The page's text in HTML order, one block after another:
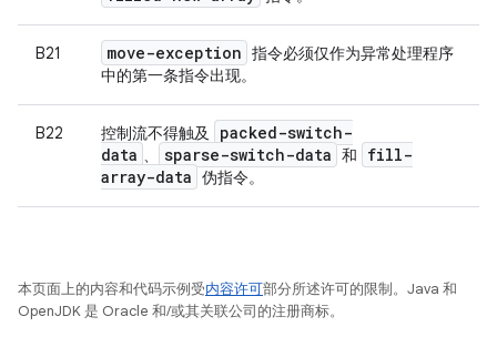
B21 move-exception 指令必须仅作为异常处理程序
中的第一条指令出现。
B22 控制流不得触及
packed-switch-
data 、 sparse-switch-data 和
fill-
array-data 伪指令。
本页面上的内容和代码示例受内容许可部分所述许可的限制。Java 和
OpenJDK 是 Oracle 和/或其关联公司的注册商标。